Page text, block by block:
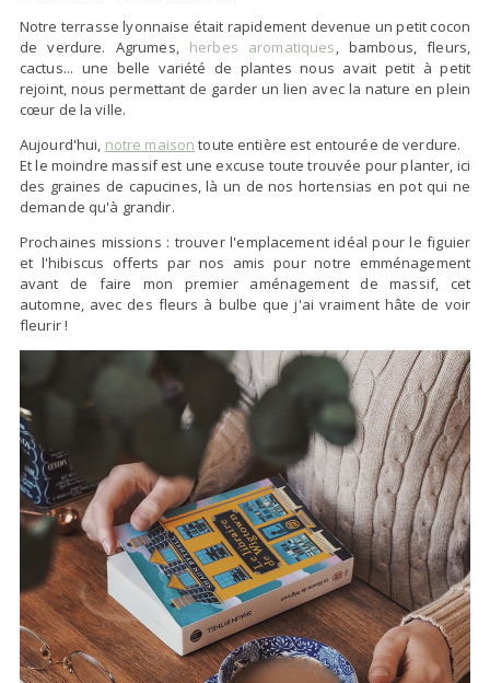
Notre terrasse lyonnaise était rapidement devenue un petit cocon
de verdure. Agrumes, herbes aromatiques, bambous, fleurs,
cactus... une belle variété de plantes nous avait petit à petit
rejoint, nous permettant de garder un lien avec la nature en plein
cœur de la ville.
Aujourd'hui, notre maison toute entière est entourée de verdure.
Et le moindre massif est une excuse toute trouvée pour planter, ici
des graines de capucines, là un de nos hortensias en pot qui ne
demande qu'à grandir.
Prochaines missions : trouver l'emplacement idéal pour le figuier
et l'hibiscus offerts par nos amis pour notre emménagement
avant de faire mon premier aménagement de massif, cet
automne, avec des fleurs à bulbe que j'ai vraiment hâte de voir
fleurir !